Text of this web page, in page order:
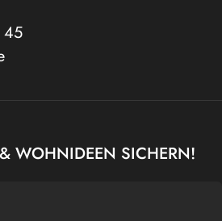
WOHNIDEEN SICHERN!